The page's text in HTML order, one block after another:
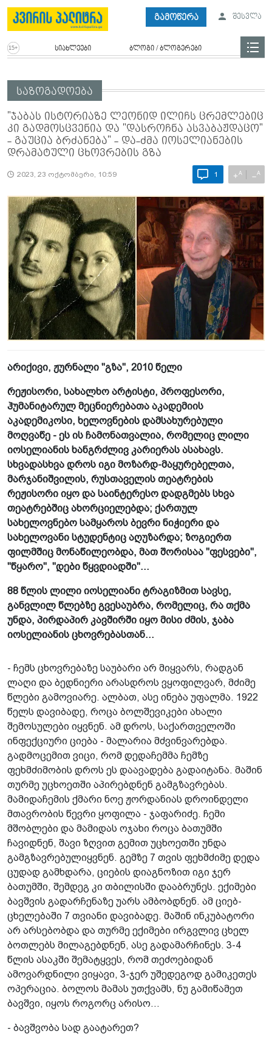
გამოწერა შესვლა
სიახლეები ბლოგი / ბლოგერები
საზოგადოება
"ჯაბას ისტორიაზე ლეონიდ ილიჩს ცრემლებიც
კი გადმოსცვენია და "დასროჩნა ასვაბაჟდაცო"
- გაუცია ბრძანება" - და-ძმა იოსელიანების
დრამატული ცხოვრების გზა
2023, 23 ოქტომბერი, 10:59 1 +A −A
არიქივი, ჟურნალი "გზა", 2010 წელი
რეჟისორი, სახალხო არტისტი, პროფესორი,
ჰუმანიტარულ მეცნიერებათა აკადემიის
აკადემიკოსი, ხელოვნების დამსახურებული
მოღვაწე - ეს ის ჩამონათვალია, რომელიც ლილი
იოსელიანის ხანგრძლივ კარიერას ასახავს.
სხვადასხვა დროს იგი მოზარდ-მაყურებელთა,
მარჯანიშვილის, რუსთაველის თეატრების
რეჟისორი იყო და საინტერესო დადგმებს სხვა
თეატრებშიც ახორციელებდა; ქართულ
სახელოვნებო სამყაროს ბევრი ნიჭიერი და
სახელოვანი სტუდენტიც აღუზარდა; ზოგიერთ
ფილმშიც მონაწილეობდა, მათ შორისაა "ფესვები",
"წყარო", "დები წყვდიადში"...
88 წლის ლილი იოსელიანი ტრაგიზმით სავსე,
განვლილ წლებზე გვესაუბრა, რომელიც, რა თქმა
უნდა, პირდაპირ კავშირში იყო მისი ძმის, ჯაბა
იოსელიანის ცხოვრებასთან...
- ჩემს ცხოვრებაზე საუბარი არ მიყვარს, რადგან
ლაღი და ბედნიერი არასდროს ვყოფილვარ, მძიმე
წლები გამოვიარე. ალბათ, ასე ინება უფალმა. 1922
წელს დავიბადე, როცა ბოლშევიკები ახალი
შემოსულები იყვნენ. ამ დროს, საქართველოში
ინფექციური ციება - მალარია მძვინვარებდა.
გადმოცემით ვიცი, რომ დედაჩემმა ჩემზე
ფეხმძიმობის დროს ეს დაავადება გადაიტანა. მაშინ
თურმე უცხოეთში აპირებდნენ გამგზავრებას.
მამიდაჩემის ქმარი ნოე ჟორდანიას დროინდელი
მთავრობის წევრი ყოფილა - ჯაფარიძე. ჩემი
მშობლები და მამიდას ოჯახი როცა ბათუმში
ჩავიდნენ, შავი ზღვით გემით უცხოეთში უნდა
გამგზავრებულიყვნენ. გემზე 7 თვის ფეხმძიმე დედა
ცუდად გამხდარა, ციების დიაგნოზით იგი ჯერ
ბათუმში, შემდეგ კი თბილისში დააბრუნეს. ექიმები
ბავშვის გადარჩენაზე უარს ამბობდნენ. ამ ციებ-
ცხელებაში 7 თვიანი დავიბადე. მაშინ ინკუბატორი
არ არსებობდა და თურმე ექიმები ირგვლივ ცხელ
ბოთლებს მილაგებდნენ, ასე გადამარჩინეს. 3-4
წლის ასაკში შემატყვეს, რომ თეძოებიდან
ამოვარდნილი ვიყავი, 3-ჯერ უშედეგოდ გამიკეთეს
ოპერაცია. ბოლოს მამას უთქვამს, ნუ გამიწამეთ
ბავშვი, იყოს როგორც არისო...
- ბავშვობა სად გაატარეთ?